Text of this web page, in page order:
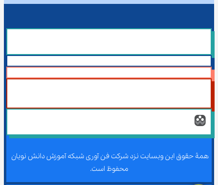
همۀ حقوق این وبسایت نزد شرکت فن آوری شبکه آموزش دانش نویان
محفوظ است.